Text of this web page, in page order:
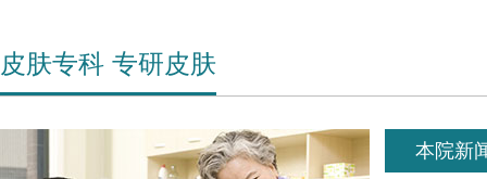
皮肤专科 专研皮肤
本院新